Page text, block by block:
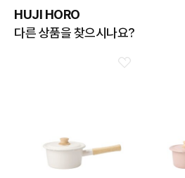
HUJI HORO
다른 상품을 찾으시나요?